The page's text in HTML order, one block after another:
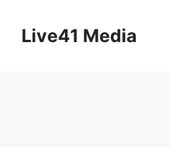
contentLive41 Media